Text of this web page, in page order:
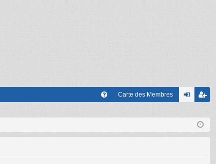
Carte des Membres
nr